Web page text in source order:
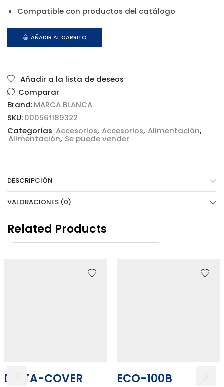
Compatible con productos del catálogo
AÑADIR AL CARRITO
Añadir a la lista de deseos
Comparar
Brand:MARCA BLANCA
SKU:00056f189322
Categorías Accesorios, Accesorios, Alimentación,
Alimentación, Se puede vender
DESCRIPCIÓN
VALORACIONES (0)
Related Products
DELTA-COVER ECO-100B